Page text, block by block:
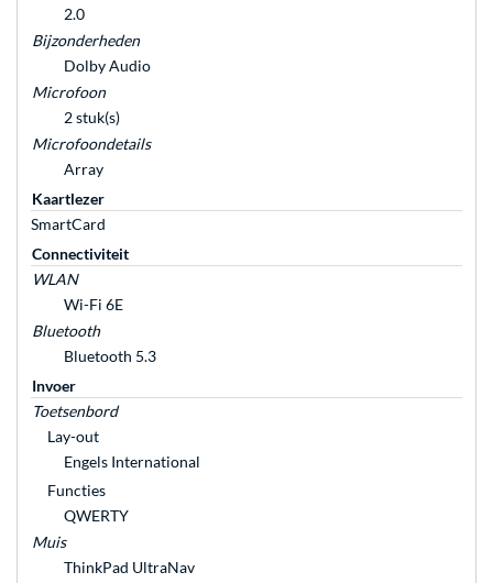
2.0
Bijzonderheden
Dolby Audio
Microfoon
2 stuk(s)
Microfoondetails
Array
Kaartlezer
SmartCard
Connectiviteit
WLAN
Wi-Fi 6E
Bluetooth
Bluetooth 5.3
Invoer
Toetsenbord
Lay-out
Engels International
Functies
QWERTY
Muis
ThinkPad UltraNav